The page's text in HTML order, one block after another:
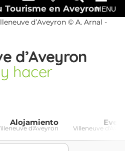
Tourisme en AveyronMENU
d’Aveyron
hacer
Alojamiento
d'Aveyron Villeneuve